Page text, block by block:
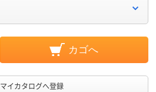
カゴへ
マイカタログへ登録